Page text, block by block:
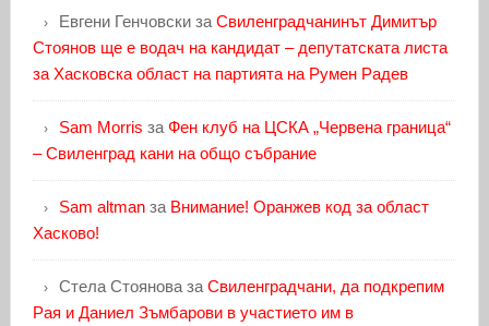
Евгени Генчовскиза Свиленградчанинът Димитър
Стоянов ще е водач на кандидат – депутатската листа
за Хасковска област на партията на Румен Радев
Sam Morris за Фен клуб на ЦСКА „Червена граница“
– Свиленград кани на общо събрание
Sam altmanза Внимание! Оранжев код за област
Хасково!
Стела Стояноваза Свиленградчани, да подкрепим
Рая и Даниел Зъмбарови в участието им в